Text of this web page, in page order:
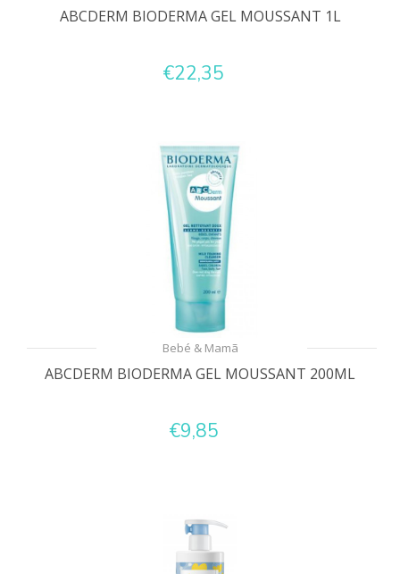
ABCDERM BIODERMA GEL MOUSSANT 1L
€22,35
Bebé & Mamã
ABCDERM BIODERMA GEL MOUSSANT 200ML
€9,85